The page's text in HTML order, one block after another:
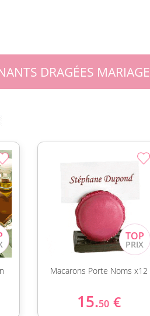
DRAGÉES MARIAGE
Macarons Porte Noms x12
15.50 €